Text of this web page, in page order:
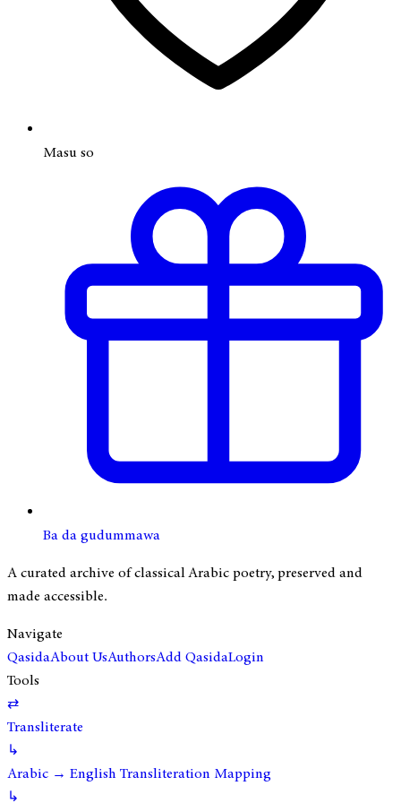
Masu so
Ba da gudummawa
A curated archive of classical Arabic poetry, preserved and
made accessible.
Navigate
QasidaAbout UsAuthorsAdd QasidaLogin
Tools
⇄
Transliterate
↳
Arabic → English Transliteration Mapping
↳